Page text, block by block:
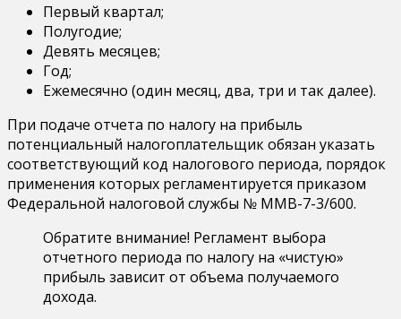
Первый квартал;
Полугодие;
Девять месяцев;
Год;
Ежемесячно (один месяц, два, три и так далее).
При подаче отчета по налогу на прибыль
потенциальный налогоплательщик обязан указать
соответствующий код налогового периода, порядок
применения которых регламентируется приказом
Федеральной налоговой службы № ММВ-7-3/600.
Обратите внимание! Регламент выбора
отчетного периода по налогу на «чистую»
прибыль зависит от объема получаемого
дохода.